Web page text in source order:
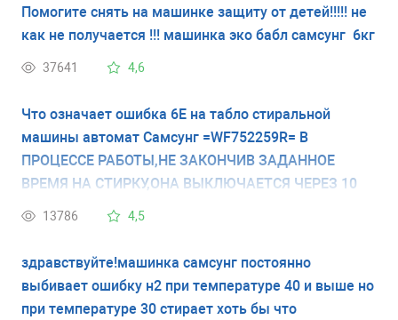
Помогите снять на машинке защиту от детей!!!!! не
как не получается !!! машинка эко бабл самсунг 6кг
37641 4,6
Что означает ошибка 6Е на табло стиральной
машины автомат Самсунг =WF752259R= В
ПРОЦЕССЕ РАБОТЫ,НЕ ЗАКОНЧИВ ЗАДАННОЕ
ВРЕМЯ НА СТИРКУ,ОНА ВЫКЛЮЧАЕТСЯ ЧЕРЕЗ 10
МИНУТ И НА ТАБЛО ВЫСВЕЧИВАЕТСЯ Я НЕ ПОЙМУ
13786 4,5
здравствуйте!машинка самсунг постоянно
выбивает ошибку н2 при температуре 40 и выше но
при температуре 30 стирает хоть бы что